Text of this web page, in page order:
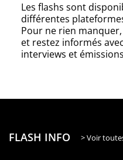
Les flashs sont
différentes
Pour ne rien
et restez informés
interviews et
FLASH INFO > Voir